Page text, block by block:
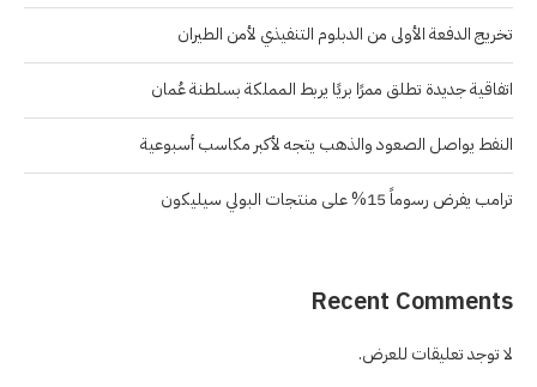
تخريج الدفعة الأولى من الدبلوم التنفيذي لأمن الطيران
اتفاقية جديدة تطلق ممرًا بريًا يربط المملكة بسلطنة عُمان
النفط يواصل الصعود والذهب يتجه لأكبر مكاسب أسبوعية
ترامب يفرض رسوماً 15% على منتجات البولي سيليكون
Recent Comments
لا توجد تعليقات للعرض.